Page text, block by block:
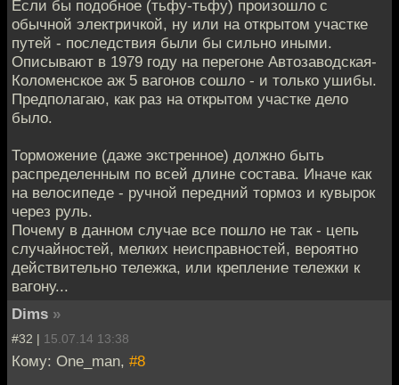
Если бы подобное (тьфу-тьфу) произошло с
обычной электричкой, ну или на открытом участке
путей - последствия были бы сильно иными.
Описывают в 1979 году на перегоне Автозаводская-
Коломенское аж 5 вагонов сошло - и только ушибы.
Предполагаю, как раз на открытом участке дело
было.
Торможение (даже экстренное) должно быть
распределенным по всей длине состава. Иначе как
на велосипеде - ручной передний тормоз и кувырок
через руль.
Почему в данном случае все пошло не так - цепь
случайностей, мелких неисправностей, вероятно
действительно тележка, или крепление тележки к
вагону...
Dims »
#32 | 15.07.14 13:38
Кому: One_man, #8